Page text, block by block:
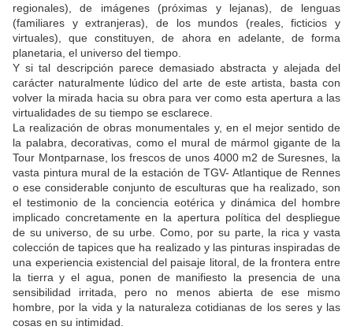
regionales), de imágenes (próximas y lejanas), de lenguas
(familiares y extranjeras), de los mundos (reales, ficticios y
virtuales), que constituyen, de ahora en adelante, de forma
planetaria, el universo del tiempo.
Y si tal descripción parece demasiado abstracta y alejada del
carácter naturalmente lúdico del arte de este artista, basta con
volver la mirada hacia su obra para ver como esta apertura a las
virtualidades de su tiempo se esclarece.
La realización de obras monumentales y, en el mejor sentido de
la palabra, decorativas, como el mural de mármol gigante de la
Tour Montparnase, los frescos de unos 4000 m2 de Suresnes, la
vasta pintura mural de la estación de TGV- Atlantique de Rennes
o ese considerable conjunto de esculturas que ha realizado, son
el testimonio de la conciencia eotérica y dinámica del hombre
implicado concretamente en la apertura política del despliegue
de su universo, de su urbe. Como, por su parte, la rica y vasta
colección de tapices que ha realizado y las pinturas inspiradas de
una experiencia existencial del paisaje litoral, de la frontera entre
la tierra y el agua, ponen de manifiesto la presencia de una
sensibilidad irritada, pero no menos abierta de ese mismo
hombre, por la vida y la naturaleza cotidianas de los seres y las
cosas en su intimidad.